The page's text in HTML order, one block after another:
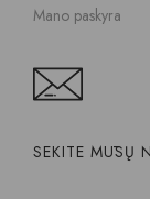
Mano paskyra
SEKITE MŪSŲ